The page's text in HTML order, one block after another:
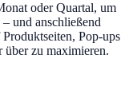
oder Quartal, um
und anschließend
Pop-ups
über zu maximieren.